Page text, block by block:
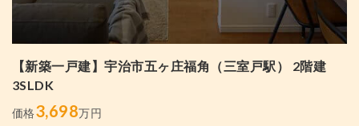
【新築一戸建】宇治市五ヶ庄福角（三室戸駅） 2階建
3SLDK
価格3,698万円